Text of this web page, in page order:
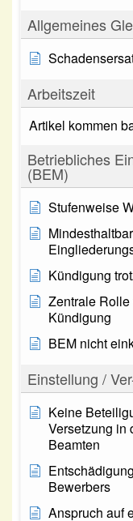
Allgemeines
Arbeitszeit
Artikel kommen
Betriebliches
(BEM)
Stufenweise
Kündigung
Zentrale
Kündigung
BEM nicht
Einstellung /
Keine
Versetzung in
Beamten
Bewerbers
Anspruch auf